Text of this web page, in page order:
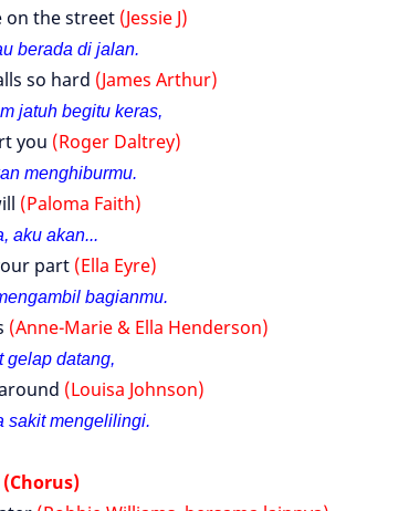
on the street (Jessie J)
berada di jalan.
so hard (James Arthur)
jatuh begitu keras,
you (Roger Daltrey)
menghiburmu.
(Paloma Faith)
aku akan...
part (Ella Eyre)
bagianmu.
(Anne-Marie & Ella Henderson)
gelap datang,
(Louisa Johnson)
sakit mengelilingi.
(Chorus)